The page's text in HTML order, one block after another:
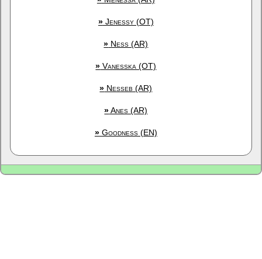
»Jenessy (OT)
» Ness (AR)
» Vanesska (OT)
» Nesseb (AR)
»Anes (AR)
»Goodness (EN)